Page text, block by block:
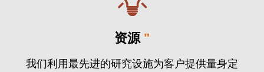
资源 "
我们利用最先进的研究设施为客户提供量身定